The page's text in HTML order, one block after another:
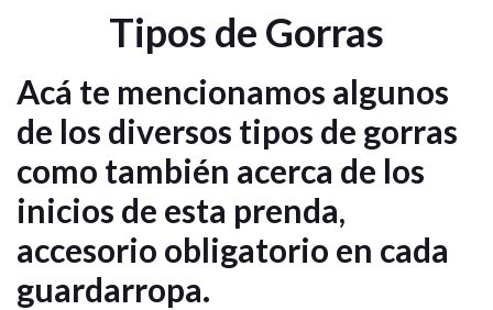
Tipos de Gorras
Acá te mencionamos algunos
de los diversos tipos de gorras
como también acerca de los
inicios de esta prenda,
accesorio obligatorio en cada
guardarropa.